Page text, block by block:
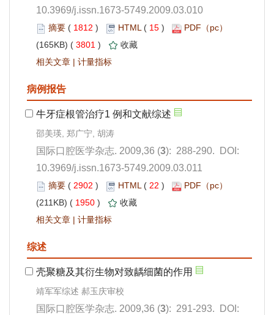
10.3969/j.issn.1673-5749.2009.03.010
1812 ) 15 )
3801 )
|
): 288-290. DOI:
10.3969/j.issn.1673-5749.2009.03.011
2902 ) 22 )
1950 )
|
): 291-293. DOI: